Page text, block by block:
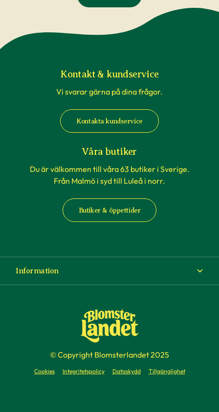
Kontakt & kundservice
Vi svarar gärna på dina frågor.
Kontakta kundservice
Våra butiker
Du är välkommen till våra 63 butiker i Sverige.
Från Malmö i syd till Luleå i norr.
Butiker & öppettider
Information
Köp- och leveransvillkor
Företag
© Copyright Blomsterlandet 2025
Cookies Integritetspolicy Dataskydd Tillgänglighet